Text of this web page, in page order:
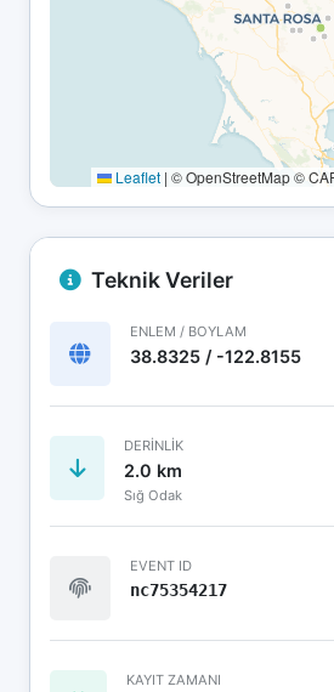
Leaflet | © OpenStreetMap ©
Teknik Veriler
ENLEM / BOYLAM
38.8325 / -122.8155
DERINLIK
2.0 km
Sığ Odak
EVENT ID
nc75354217
KAYIT ZAMANI